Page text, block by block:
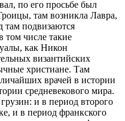
по его просьбе был
там возникла Лавра,
там подвизаются
том числе такие
как Никон
византийских
христиане. Там
врачей в истории
средневекового мира.
и в период второго
и в период франкского